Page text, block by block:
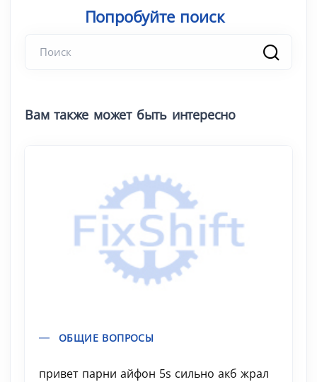
Попробуйт
Вам также может быть интересно
ОБЩИЕ ВОПРОСЫ
привет парни айфон 5s сильно акб жрал